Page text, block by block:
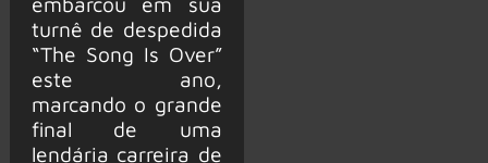
turnê de despedida
“The Song Is Over”
este ano,
marcando o grande
final de uma
lendária carreira de